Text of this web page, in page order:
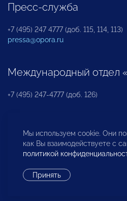
Пресс-служба
+7 (495) 247 4777 (доб. 115, 114, 113)
pressa@opora.ru
Международный
+7 (495) 247-4777 (доб. 126)
Бюро по защите прав
инвесторов
Мы используем cookie. Они
как Вы взаимодействуете с
политикой
Принять